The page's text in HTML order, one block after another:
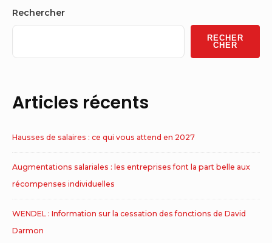
Sidebar
Widget
Area
Rechercher
RECHER
CHER
Articles récents
Hausses de salaires : ce qui vous attend en 2027
Augmentations salariales : les entreprises font la part belle aux
récompenses individuelles
WENDEL : Information sur la cessation des fonctions de David
Darmon